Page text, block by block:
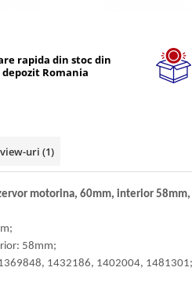
Facebook
rapida din stoc din
depozit Romania
uri (1)
motorina, 60mm, interior 58mm,
58mm;
1432186, 1402004, 1481301;